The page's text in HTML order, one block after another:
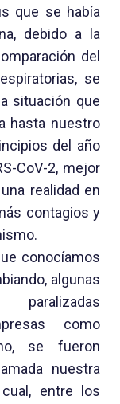
que se había
debido a la
del
se
situación que
hasta nuestro
del año
CoV-2, mejor
realidad en
contagios y
conocíamos
algunas
como
se fueron
nuestra
entre los